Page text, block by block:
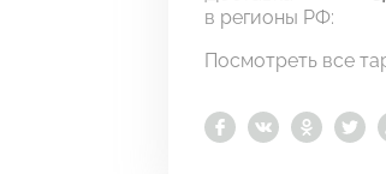
в регионы РФ:
Посмотреть все